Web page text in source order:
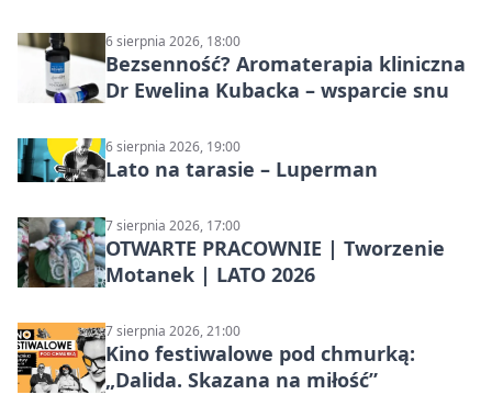
6 sierpnia 2026, 18:00
Bezsenność? Aromaterapia kliniczna
Dr Ewelina Kubacka – wsparcie snu
6 sierpnia 2026, 19:00
Lato na tarasie – Luperman
7 sierpnia 2026, 17:00
OTWARTE PRACOWNIE | Tworzenie
Motanek | LATO 2026
7 sierpnia 2026, 21:00
Kino festiwalowe pod chmurką:
„Dalida. Skazana na miłość”